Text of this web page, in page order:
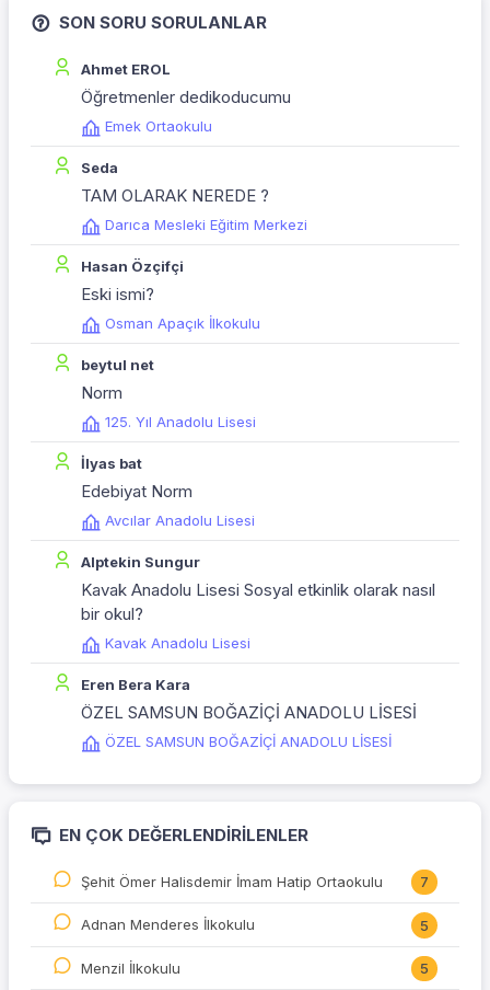
SON SORU SORULANLAR
Ahmet EROL
Öğretmenler dedikoducumu
Emek Ortaokulu
Seda
TAM OLARAK NEREDE ?
Darıca Mesleki Eğitim Merkezi
Hasan Özçifçi
Eski ismi?
Osman Apaçık İlkokulu
beytul net
Norm
125. Yıl Anadolu Lisesi
İlyas bat
Edebiyat Norm
Avcılar Anadolu Lisesi
Alptekin Sungur
Kavak Anadolu Lisesi Sosyal etkinlik olarak nasıl
bir okul?
Kavak Anadolu Lisesi
Eren Bera Kara
ÖZEL SAMSUN BOĞAZİÇİ ANADOLU LİSESİ
ÖZEL SAMSUN BOĞAZİÇİ ANADOLU LİSESİ
EN ÇOK DEĞERLENDIRILENLER
Şehit Ömer Halisdemir İmam Hatip Ortaokulu 7
Adnan Menderes İlkokulu 5
Menzil İlkokulu 5